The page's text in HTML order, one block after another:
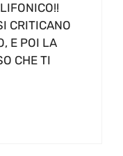
CRITICANO
E POI LA
CHE TI